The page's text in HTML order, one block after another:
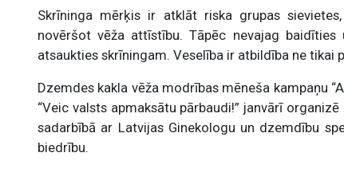
Skrīninga mērķis ir atklāt riska grupas
novēršot vēža attīstību. Tāpēc nevajag
atsaukties skrīningam. Veselība ir atbildība ne tikai
Dzemdes kakla vēža modrības mēneša kampaņu
“Veic valsts apmaksātu pārbaudi!” janvārī
sadarbībā ar Latvijas Ginekologu un dzemdību
biedrību.